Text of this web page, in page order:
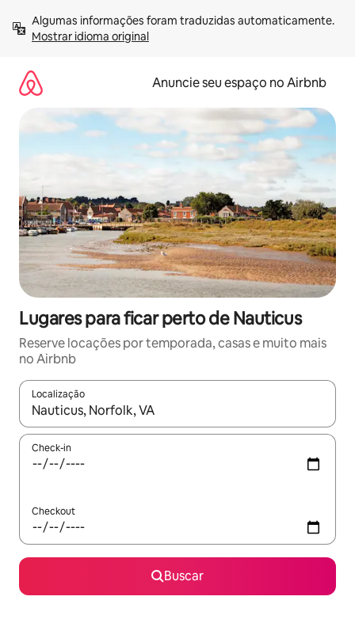
para
Mostrar idioma original
Anuncie seu espaço no Airbnb
Lugares para ficar perto de Nauticus
Reserve locações por temporada, casas e muito mais
no Airbnb
Localização
Quando os resultados estiverem disponíveis, explore-os
Check-in
Checkout
Buscar